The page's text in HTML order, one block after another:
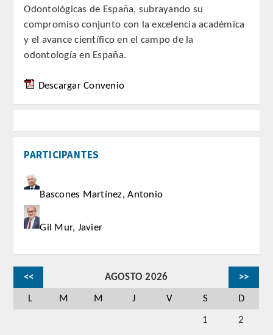
Números anteriores
APERTURA DE CURSO
MONOGRAFÍAS
Comunicación
Noticias
Artículos de Académicos
Odontológicas de España, subrayando su
compromiso conjunto con la excelencia académica
y el avance científico en el campo de la
odontología en España.
Descargar Convenio
PARTICIPANTES
Bascones Martínez, Antonio
Gil Mur, Javier
<< AGOSTO 2026 >>
L M M J V S D
1 2